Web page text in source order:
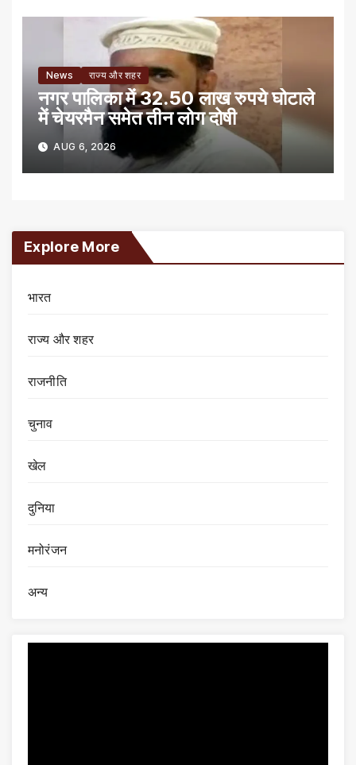
News राज्य और शहर
नगर पालिका में 32.50 लाख रुपये घोटाले
में चेयरमैन समेत तीन लोग दोषी
AUG 6, 2026
Explore More
भारत
राज्य और शहर
राजनीति
चुनाव
खेल
दुनिया
मनोरंजन
अन्य